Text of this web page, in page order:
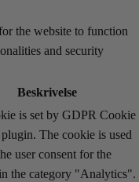
the website to function
and security
Beskrivelse
is set by GDPR Cookie
The cookie is used
user consent for the
the category "Analytics".